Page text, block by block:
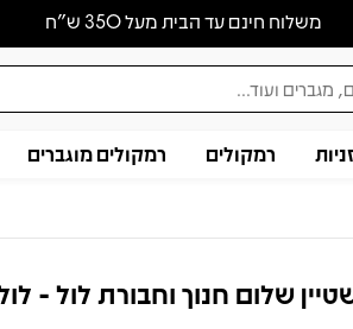
משלוח חינם עד הבית מעל 350 ש״ח
רמקולים רמקולים מוגברים
שלום חנוך וחבורת לול -